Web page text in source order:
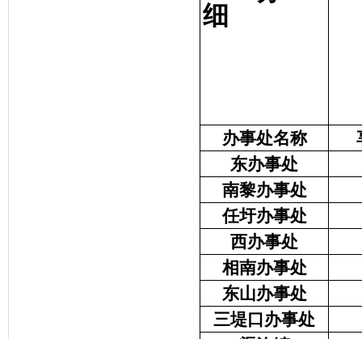
细
办事处名称
东办事处
南黎办事处
任圩办事处
西办事处
相南办事处
东山办事处
三堤口办事处